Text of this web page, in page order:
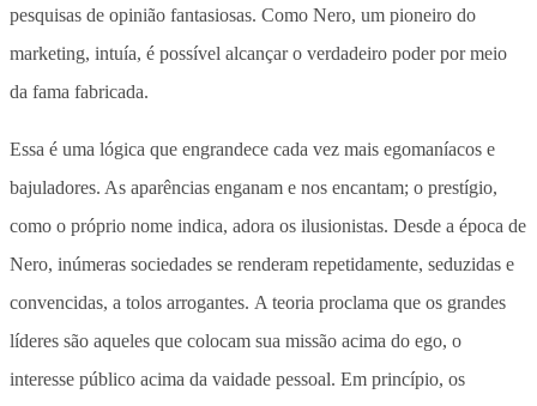
pesquisas de opinião fantasiosas. Como Nero, um pioneiro do
marketing, intuía, é possível alcançar o verdadeiro poder por meio
da fama fabricada.
Essa é uma lógica que engrandece cada vez mais egomaníacos e
bajuladores. As aparências enganam e nos encantam; o prestígio,
como o próprio nome indica, adora os ilusionistas. Desde a época de
Nero, inúmeras sociedades se renderam repetidamente, seduzidas e
convencidas, a tolos arrogantes. A teoria proclama que os grandes
líderes são aqueles que colocam sua missão acima do ego, o
interesse público acima da vaidade pessoal. Em princípio, os